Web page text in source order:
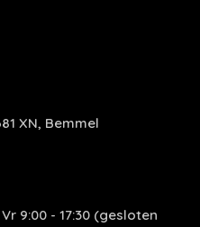
XN, Bemmel
9:00 - 17:30 (gesloten